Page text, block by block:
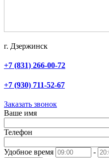
г. Дзержинск
+7 (831) 266-00-72
+7 (930) 711-52-67
Заказать звонок
Ваше имя
Телефон
Удобное время -